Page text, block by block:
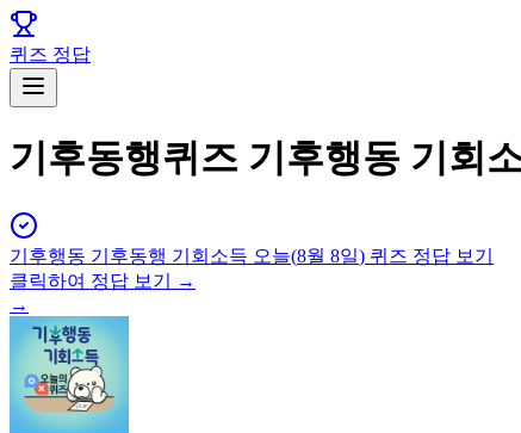
퀴즈 정답
기후동행퀴즈 기후행동 기회
기후행동 기후동행 기회소득 오늘(8월 8일) 퀴즈 정답 보기
클릭하여 정답 보기 →
→